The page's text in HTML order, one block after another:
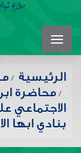
الرئيسية
محاضرة
الاجتماعي
بنادي ابها